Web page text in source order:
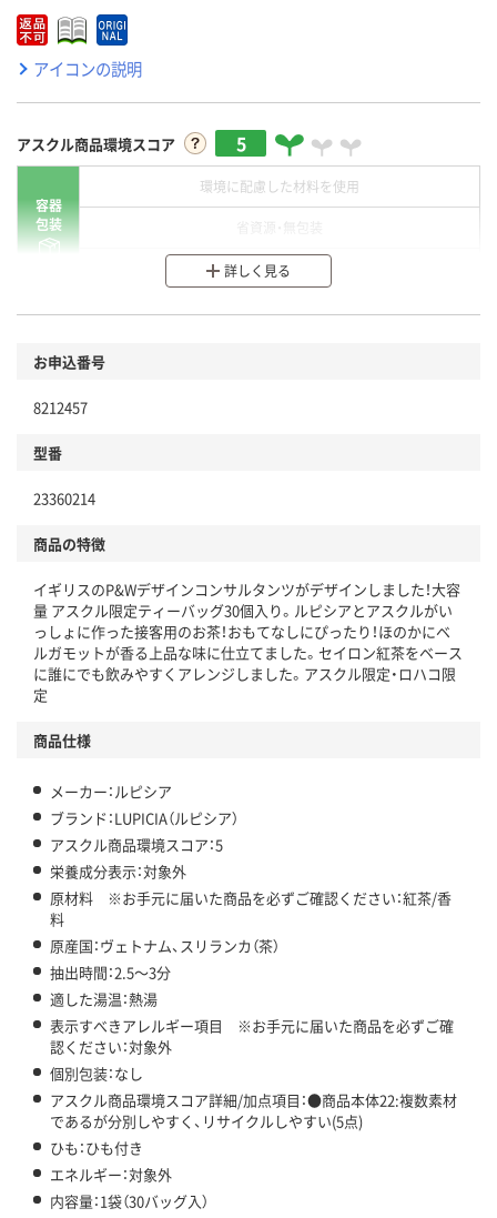
アイコンの説明
アスクル商品環境スコア 5
容器
包装
環境に配慮した材料を使用
分別・リサイクルしやすい設計
本体
仕組
この商品の環境配慮ポイントです。下記商品詳細「
アスクル商品環境スコア詳細／加点項目
」で確認できます。
詳しく見る
お申込番号
8212457
型番
23360214
商品の特徴
イギリスのP&Wデザインコンサルタンツがデザインしました！大容
量 アスクル限定ティーバッグ30個入り。ルピシアとアスクルがい
っしょに作った接客用のお茶！おもてなしにぴったり！ほのかにベ
ルガモットが香る上品な味に仕立てました。セイロン紅茶をベース
に誰にでも飲みやすくアレンジしました。アスクル限定・ロハコ限
定
商品仕様
メーカー：ルピシア
ブランド：LUPICIA（ルピシア）
アスクル商品環境スコア：5
栄養成分表示：対象外
原材料 ※お手元に届いた商品を必ずご確認ください：紅茶/香
料
原産国：ヴェトナム、スリランカ（茶）
抽出時間：2.5～3分
適した湯温：熱湯
表示すべきアレルギー項目 ※お手元に届いた商品を必ずご確
認ください：対象外
個別包装：なし
アスクル商品環境スコア詳細/加点項目：●商品本体22:複数素材
であるが分別しやすく、リサイクルしやすい(5点)
ひも：ひも付き
エネルギー：対象外
内容量：1袋（30バッグ入）